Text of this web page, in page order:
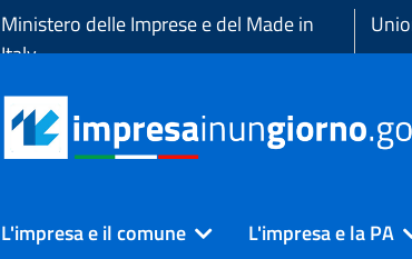
Ministero delle Imprese e del Made in
Italy
L'impresa e il comune L'impresa e la PA